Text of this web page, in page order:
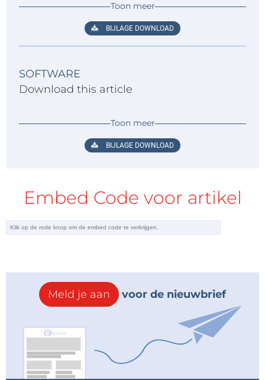
Toon meer
BIJLAGE DOWNLOAD
SOFTWARE
Download this article
Toon meer
BIJLAGE DOWNLOAD
Embed Code voor artikel
Meld je aan voor de nieuwbrief